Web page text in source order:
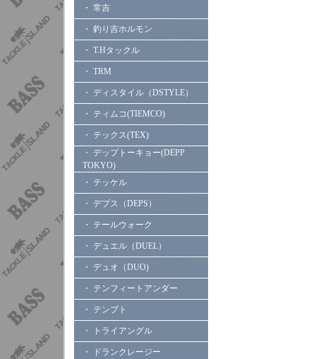
・ 常吉
・ 釣り吉ホルモン
・ T.Hタックル
・ TRM
・ ディスタイル（DSTYLE）
・ ティムコ(TIEMCO)
・ テックス(TEX)
・ デップトーキョー(DEPP
TOKYO)
・ テッケル
・ デプス（DEPS）
・ テールウォーク
・ デュエル（DUEL）
・ デュオ（DUO)
・ テンフィートアンダー
・ テンプト
・ トライアングル
・ ドランクレージー